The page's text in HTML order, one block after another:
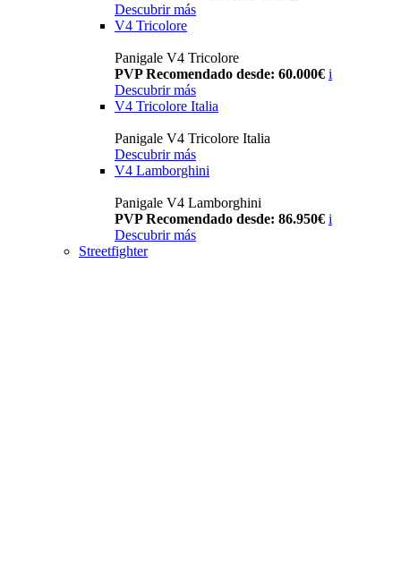
Descubrir más
V4 Tricolore
Panigale V4 Tricolore
PVP Recomendado desde: 60.000€ i
Descubrir más
V4 Tricolore Italia
Panigale V4 Tricolore Italia
Descubrir más
V4 Lamborghini
Panigale V4 Lamborghini
PVP Recomendado desde: 86.950€ i
Descubrir más
Streetfighter